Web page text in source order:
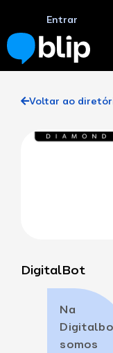
Entrar
Voltar ao
DigitalBot
Na
somos